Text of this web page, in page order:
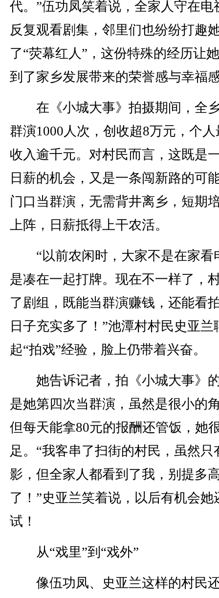
代。”伍功凤笑着说，全家人守在电
反复观看剧集，邻里们也纷纷打趣
了“荧幕红人”，这份特殊的经历让
到了家乡发展带来的荣誉感与幸福
在《小城大事》拍摄期间，全
群演1000人次，创收超8万元，个
收入逾千元。对村民而言，这既是
日薪的机会，又是一条闯新路的可
门口当群演，无需背井离乡，短期
上阵，日薪抵得上干农活。
“以前农闲时，大家不是在家看
是凑在一起打牌。现在不一样了，
了剧组，既能当群演赚钱，还能看
日子充实多了！”池潭村村民史亚兰
起“拍戏”经验，脸上仍带着兴奋。
她告诉记者，拍《小城大事》
是她第四次当群演，虽然是很小的
但每天能拿80元的报酬还管饭，她
足。“我客串了扫街的村民，虽然只
影，但全家人都看到了我，别提多
了！”史亚兰笑着说，以后有机会她
试！
从“戏里”到“戏外”
像伍功凤、史亚兰这样的村民